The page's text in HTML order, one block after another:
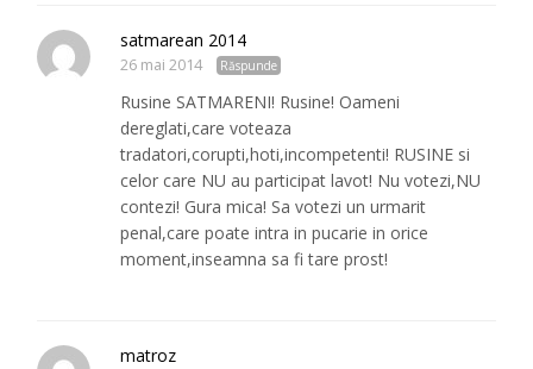
satmarean 2014
26 mai 2014 Răspunde
Rusine SATMARENI! Rusine! Oameni
dereglati,care voteaza
tradatori,corupti,hoti,incompetenti! RUSINE si
celor care NU au participat lavot! Nu votezi,NU
contezi! Gura mica! Sa votezi un urmarit
penal,care poate intra in pucarie in orice
moment,inseamna sa fi tare prost!
matroz